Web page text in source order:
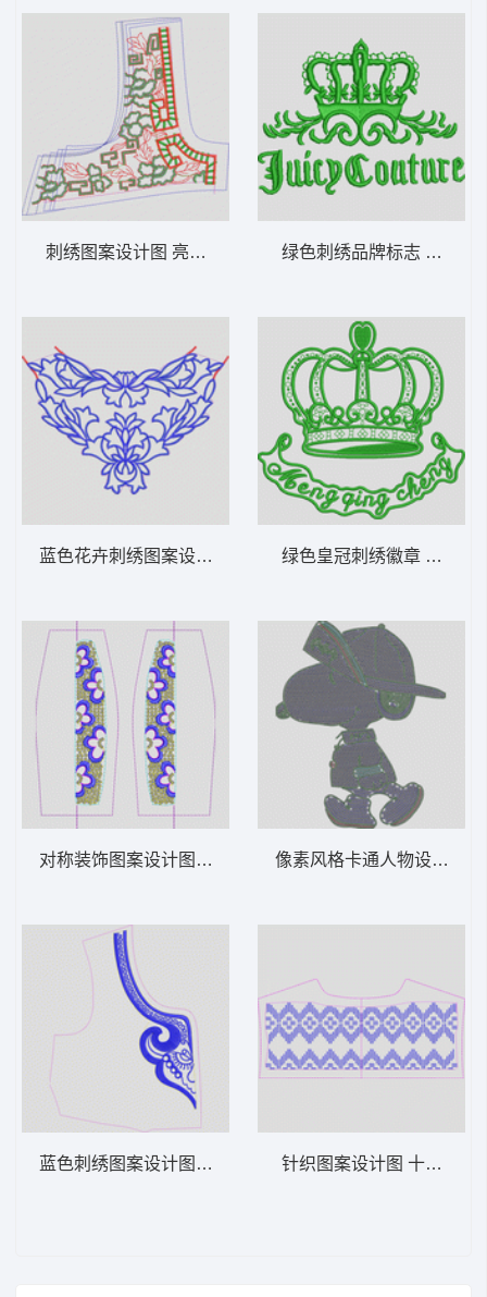
刺绣图案设计图 亮片 珠片抽象花
蓝色花卉刺绣图案设计 简单花
对称装饰图案设计图 亮片 珠片花条
蓝色刺绣图案设计图 抽象曲线
绿色刺绣品牌标志 皇冠山
绿色皇冠刺绣徽章 皇冠
像素风格卡通人物设计图
针织图案设计图 十字绣条